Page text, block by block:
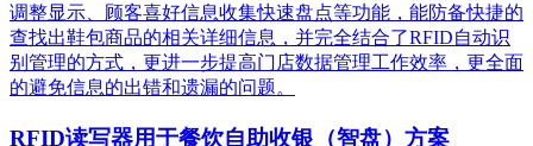
调整显示、顾客喜好信息收集快速盘点等功能，能防备快捷的
查找出鞋包商品的相关详细信息，并完全结合了RFID自动识
别管理的方式，更进一步提高门店数据管理工作效率，更全面
的避免信息的出错和遗漏的问题。
RFID读写器用于餐饮自助收银（智盘）方案